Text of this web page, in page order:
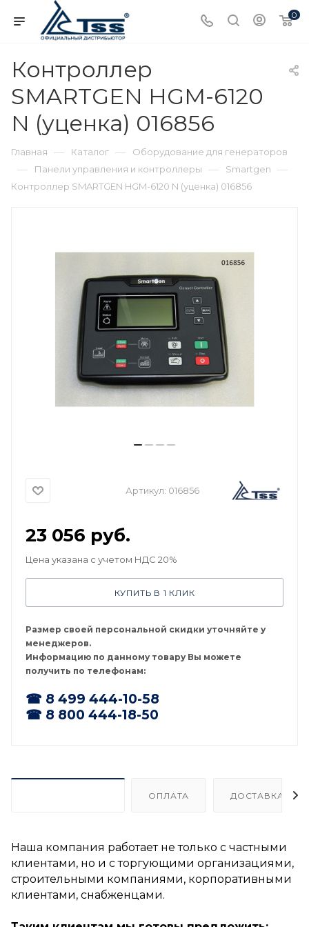
0
Контроллер
SMARTGEN HGM-6120
N (уценка) 016856
Главная — Каталог — Оборудование для генераторов
— Панели управления и контроллеры — Smartgen —
Контроллер SMARTGEN HGM-6120 N (уценка) 016856
Артикул: 016856
23 056 руб.
Цена указана с учетом НДС 20%
КУПИТЬ В 1 КЛИК
Размер своей персональной скидки уточняйте у
менеджеров.
Информацию по данному товару Вы можете
получить по телефонам:
☎ 8 499 444-10-58
☎ 8 800 444-18-50
ОПЛАТА ДОСТАВКА
Наша компания работает не только с частными
клиентами, но и с торгующими организациями,
строительными компаниями, корпоративными
клиентами, снабженцами.